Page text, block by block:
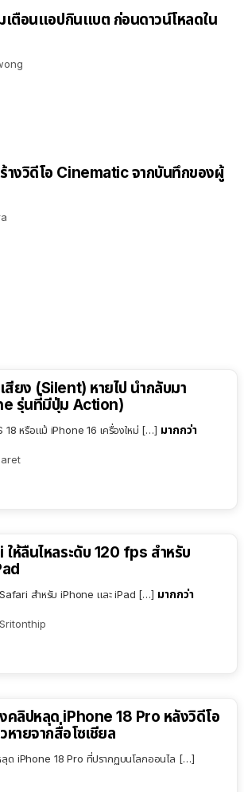
เตือนแอปกินแบต ก่อนดาวน์โหลดใน
งวิดีโอ Cinematic จากบันทึกของผู้
สียง (Silent) หายไป นำกลับมา
รุ่นที่มีปุ่ม Action)
18 หรือแม้ iPhone 16 เครื่องใหม่ […] มากกว่า
ห้ลื่นไหลระดับ 120 fps สำหรับ
Safari สำหรับ iPhone และ iPad […] มากกว่า
คลิปหลุด iPhone 18 Pro หลังวิดีโอ
ายจากสื่อโซเชียล
ด iPhone 18 Pro ที่ปรากฏบนโลกออนไล […]